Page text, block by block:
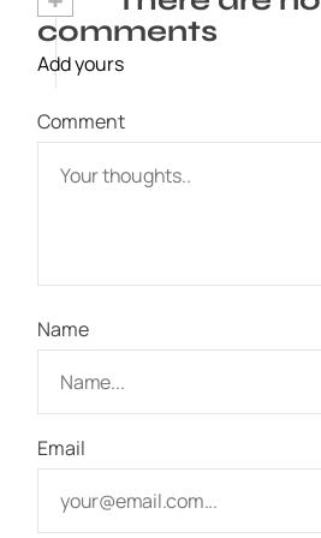
comments
Add yours
Comment
Name
Email